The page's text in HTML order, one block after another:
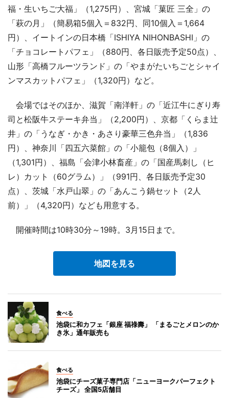
福・生いちご大福」（1,275円）、宮城「菓匠 三全」の
「萩の月」（簡易箱5個入＝832円、同10個入＝1,664
円）、イートインの日本橋「ISHIYA NIHONBASHI」の
「チョコレートパフェ」（880円、各日販売予定50点）、
山形「高橋フルーツランド」の「やまがたいちごとシャイ
ンマスカットパフェ」（1,320円）など。
会場ではそのほか、滋賀「南洋軒」の「近江牛にぎり寿
司と松阪牛ステーキ弁当」（2,200円）、京都「くらま辻
井」の「うなぎ・かき・あさり豪華三色弁当」（1,836
円）、神奈川「四五六菜館」の「小籠包（8個入）」
（1,301円）、福島「会津小林畜産」の「国産馬刺し（ヒ
レ）カット（60グラム）」（991円、各日販売予定30
点）、茨城「水戸山翠」の「あんこう鍋セット（2人
前）」（4,320円）なども用意する。
開催時間は10時30分～19時。3月15日まで。
地図を見る
食べる
池袋に和カフェ「銀座 福祿壽」 「まるごとメロンのか
き氷」通年販売も
食べる
池袋にチーズ菓子専門店「ニューヨークパーフェクト
チーズ」 全国5店舗目